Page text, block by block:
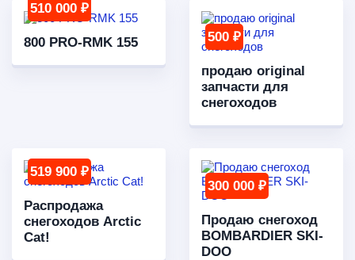
510 000 ₽
800 PRO-RMK 155 500 ₽
продаю original
запчасти для
снегоходов
519 900 ₽
Распродажа
снегоходов Arctic
Cat!
300 000 ₽
Продаю снегоход
BOMBARDIER SKI-
DOO